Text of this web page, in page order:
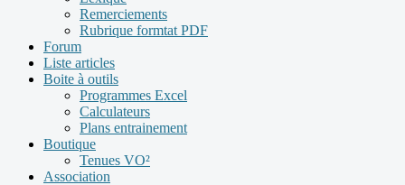
Remerciements
Rubrique formtat PDF
Forum
Liste articles
Boite à outils
Programmes Excel
Calculateurs
Plans entrainement
Boutique
Tenues VO²
Association